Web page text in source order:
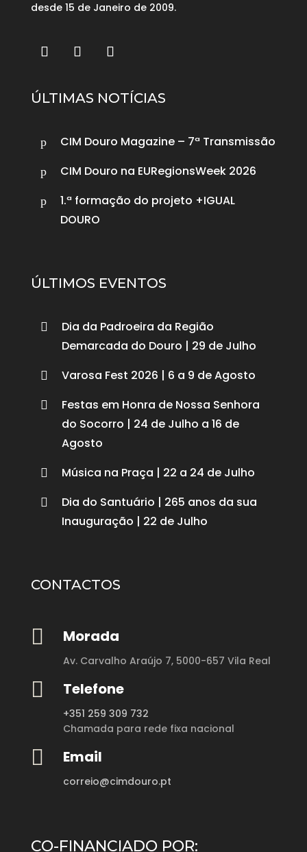
desde 15 de Janeiro de 2009.
ÚLTIMAS NOTÍCIAS
p CIM Douro Magazine – 7ª Transmissão
p CIM Douro na EURegionsWeek 2026
p
1.ª formação do projeto +IGUAL
DOURO
ÚLTIMOS EVENTOS

Dia da Padroeira da Região
Demarcada do Douro | 29 de Julho
 Varosa Fest 2026 | 6 a 9 de Agosto

Festas em Honra de Nossa Senhora
do Socorro | 24 de Julho a 16 de
Agosto
 Música na Praça | 22 a 24 de Julho

Dia do Santuário | 265 anos da sua
Inauguração | 22 de Julho
CONTACTOS
 Morada
Av. Carvalho Araújo 7, 5000-657 Vila Real
 Telefone
+351 259 309 732
Chamada para rede fixa nacional
 Email
correio@cimdouro.pt
CO-FINANCIADO POR: